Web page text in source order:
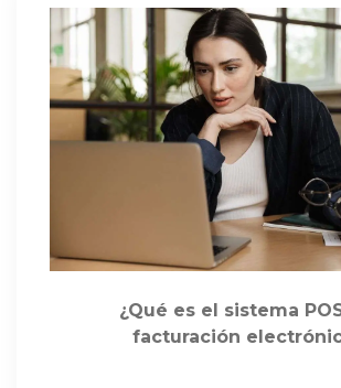
¿Qué es el sistema
facturación